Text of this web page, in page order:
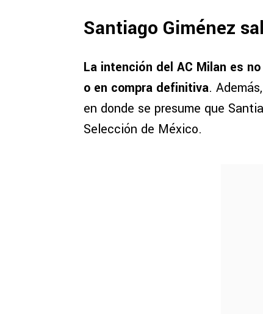
Santiago Giménez
La intención del AC Milan es
o en compra definitiva.
en donde se presume que
Selección de México.